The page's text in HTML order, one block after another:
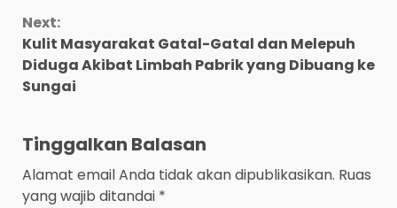
Next:
Kulit Masyarakat Gatal-Gatal dan Melepuh
Diduga Akibat Limbah Pabrik yang Dibuang ke
Sungai
Tinggalkan Balasan
Alamat email Anda tidak akan dipublikasikan. Ruas
yang wajib ditandai *